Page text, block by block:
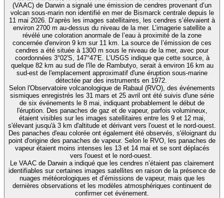
(VAAC) de Darwin a signalé une émission de cendres provenant d’un
volcan sous-marin non identifié en mer de Bismarck centrale depuis le
11 mai 2026. D’après les images satellitaires, les cendres s’élevaient à
environ 2700 m au-dessus du niveau de la mer. L’imagerie satellite a
révélé une coloration anormale de l’eau à proximité de la zone
concernée d'environ 9 km sur 11 km. La source de l’émission de ces
cendres a été située à 1300 m sous le niveau de la mer, avec pour
coordonnées 3°02′S, 147°47′E. L’USGS indique que cette source, à
quelque 82 km au sud de l'île de Rambutyo, serait à environ 16 km au
sud-est de l'emplacement approximatif d'une éruption sous-marine
détectée par des instruments en 1972.
Selon l'Observatoire volcanologique de Rabaul (RVO), des événements
sismiques enregistrés les 31 mars et 25 avril ont été suivis d'une série
de six événements le 8 mai, indiquant probablement le début de
l'éruption. Des panaches de gaz et de vapeur, parfois volumineux,
étaient visibles sur les images satellitaires entre les 9 et 12 mai,
s'élevant jusqu'à 3 km d'altitude et dérivant vers l'ouest et le nord-ouest.
Des panaches d'eau colorée ont également été observés, s'éloignant du
point d'origine des panaches de vapeur. Selon le RVO, les panaches de
vapeur étaient moins intenses les 13 et 14 mai et se sont déplacés
vers l'ouest et le nord-ouest.
Le VAAC de Darwin a indiqué que les cendres n’étaient pas clairement
identifiables sur certaines images satellites en raison de la présence de
nuages météorologiques et d’émissions de vapeur, mais que les
dernières observations et les modèles atmosphériques continuent de
confirmer cet événement.